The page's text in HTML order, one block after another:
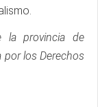
la provincia de
por los Derechos